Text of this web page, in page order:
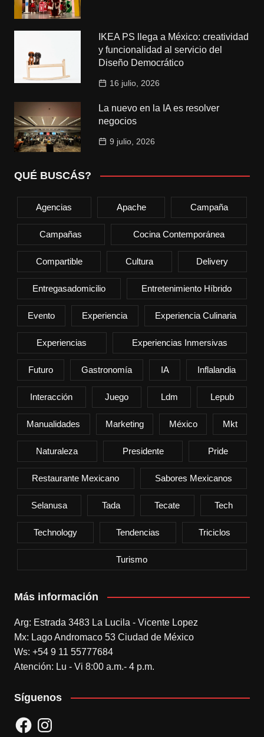
IKEA PS llega a México: creatividad
y funcionalidad al servicio del
Diseño Democrático
16 julio, 2026
La nuevo en la IA es resolver
negocios
9 julio, 2026
QUÉ BUSCÁS?
Agencias Apache Campaña
Campañas Cocina Contemporánea
Compartible Cultura Delivery
Entregasadomicilio Entretenimiento Híbrido
Evento Experiencia Experiencia Culinaria
Experiencias Experiencias Inmersivas
Futuro Gastronomía IA Inflalandia
Interacción Juego Ldm Lepub
Manualidades Marketing México Mkt
Naturaleza Presidente Pride
Restaurante Mexicano Sabores Mexicanos
Selanusa Tada Tecate Tech
Technology Tendencias Triciclos
Turismo
Más información
Arg: Estrada 3483 La Lucila - Vicente Lopez
Mx: Lago Andromaco 53 Ciudad de México
Ws: +54 9 11 55777684
Atención: Lu - Vi 8:00 a.m.- 4 p.m.
Síguenos
FacebookInstagram